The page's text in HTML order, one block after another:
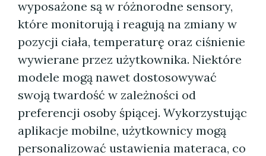
wyposażone są w różnorodne sensory,
które monitorują i reagują na zmiany w
pozycji ciała, temperaturę oraz ciśnienie
wywierane przez użytkownika. Niektóre
modele mogą nawet dostosowywać
swoją twardość w zależności od
preferencji osoby śpiącej. Wykorzystując
aplikacje mobilne, użytkownicy mogą
personalizować ustawienia materaca, co